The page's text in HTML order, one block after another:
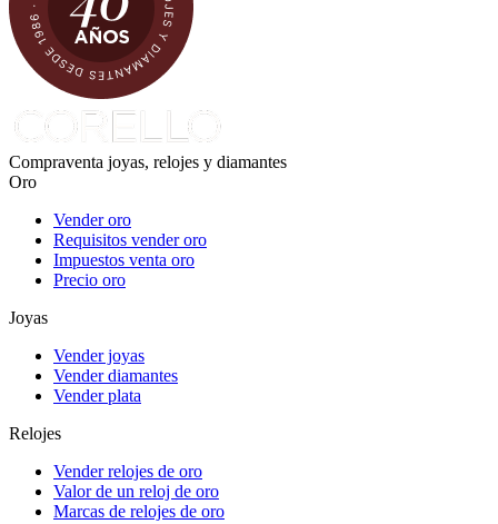
Compraventa joyas, relojes y diamantes
Oro
Vender oro
Requisitos vender oro
Impuestos venta oro
Precio oro
Joyas
Vender joyas
Vender diamantes
Vender plata
Relojes
Vender relojes de oro
Valor de un reloj de oro
Marcas de relojes de oro